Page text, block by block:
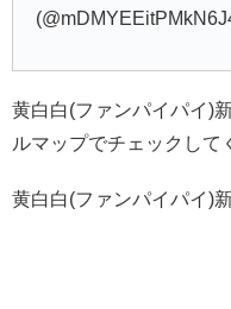
黄白白(ファンパイパイ)
ルマップでチェックして
黄白白(ファンパイパイ)